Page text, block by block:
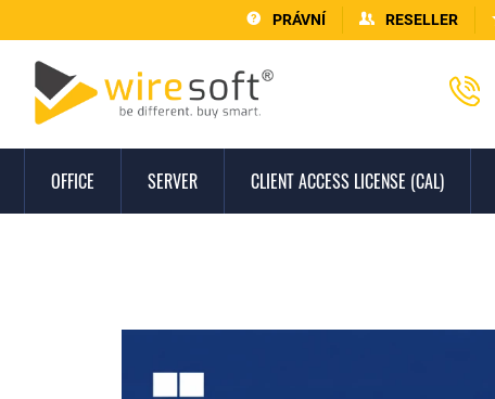
PRÁVNÍ RESELLER
OFFICE SERVER CLIENT ACCESS LICENSE (CAL)